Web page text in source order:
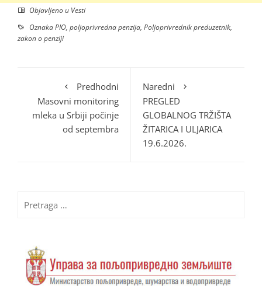
Objavljeno u Vesti
OznakaPIO, poljoprivredna penzija, Poljoprivrednik preduzetnik,
zakon o penziji
Predhodni
Masovni monitoring
mleka u Srbiji počinje
od septembra
Naredni
PREGLED
GLOBALNOG TRŽIŠTA
ŽITARICA I ULJARICA
19.6.2026.
za: